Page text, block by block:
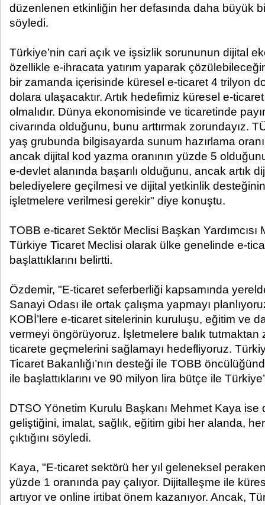
düzenlenen etkinliğin her defasında daha büyük
söyledi.
Türkiye’nin cari açık ve işsizlik sorununun dijital
özellikle e-ihracata yatırım yaparak
bir zamanda içerisinde küresel e-ticaret 4 trilyon
dolara ulaşacaktır. Artık hedefimiz küresel e-
olmalıdır. Dünya ekonomisinde ve ticaretinde
civarında olduğunu, bunu arttırmak zorundayız.
yaş grubunda bilgisayarda sunum hazırlama
ancak dijital kod yazma oranının yüzde 5
e-devlet alanında başarılı olduğunu, ancak artık
belediyelere geçilmesi ve dijital yetkinlik
işletmelere verilmesi gerekir" diye konuştu.
TOBB e-ticaret Sektör Meclisi Başkan Yardımcısı
Türkiye Ticaret Meclisi olarak ülke genelinde e-
başlattıklarını belirtti.
Özdemir, "E-ticaret seferberliği kapsamında
Sanayi Odası ile ortak çalışma yapmayı
KOBİ’lere e-ticaret sitelerinin kuruluşu, eğitim ve
vermeyi öngörüyoruz. İşletmelere balık tutmaktan
ticarete geçmelerini sağlamayı hedefliyoruz.
Ticaret Bakanlığı’nın desteği ile TOBB
ile başlattıklarını ve 90 milyon lira bütçe ile
DTSO Yönetim Kurulu Başkanı Mehmet Kaya ise
geliştiğini, imalat, sağlık, eğitim gibi her alanda,
çıktığını söyledi.
Kaya, "E-ticaret sektörü her yıl geleneksel
yüzde 1 oranında pay çalıyor. Dijitalleşme ile
artıyor ve online irtibat önem kazanıyor. Ancak,